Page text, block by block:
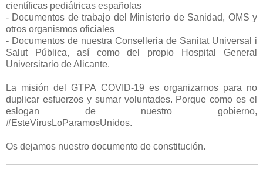
científicas pediátricas españolas
- Documentos de trabajo del Ministerio de Sanidad, OMS y
otros organismos oficiales
- Documentos de nuestra Conselleria de Sanitat Universal i
Salut Pública, así como del propio Hospital General
Universitario de Alicante.
La misión del GTPA COVID-19 es organizarnos para no
duplicar esfuerzos y sumar voluntades. Porque como es el
eslogan de nuestro gobierno,
#EsteVirusLoParamosUnidos.
Os dejamos nuestro documento de constitución.